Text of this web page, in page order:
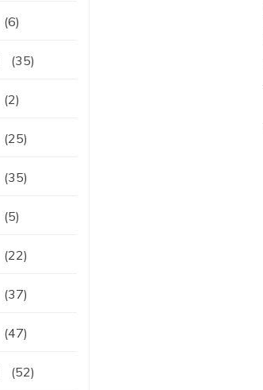
(6)
(35)
(2)
(25)
(35)
(5)
(22)
(37)
(47)
(52)